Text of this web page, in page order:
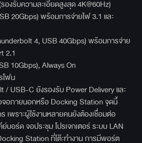
บความละเอียดสูงสุด 4K@60Hz)
พร้อมการจ่ายไฟ 3.1 และ
4, USB 40Gbps) พร้อมการจ่าย
2.1
Always On
ฟน
/ USB-C ยังรองรับ Power Delivery และ
อภายนอกหรือ Docking Station จุดนี้
พราะผู้ใช้งานหลายคนยังต้องเชื่อมต่อ
บอร์ด จอประชุม โปรเจกเตอร์ ระบบ LAN
Station ที่โต๊ะทำงาน การมีพอร์ต